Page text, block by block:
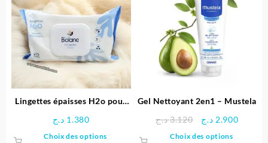
Lingettes épaisses H2o pour
1.380 د.ج
Choix des options
Gel Nettoyant 2en1 – Mustela
3.120 د.ج
Le
2.900 د.ج
Le
Choix des options